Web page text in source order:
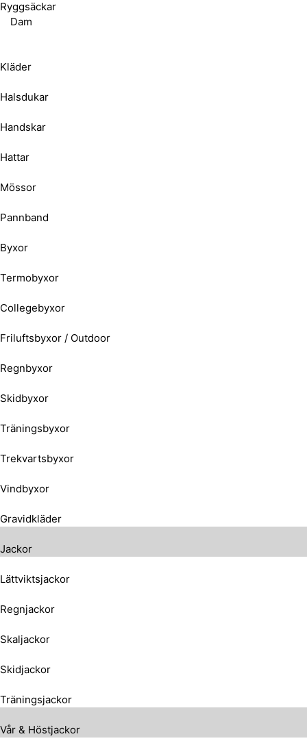
Ryggsäckar
Dam
Kläder
Halsdukar
Handskar
Hattar
Mössor
Pannband
Byxor
Termobyxor
Collegebyxor
Friluftsbyxor / Outdoor
Regnbyxor
Skidbyxor
Träningsbyxor
Trekvartsbyxor
Vindbyxor
Gravidkläder
Jackor
Lättviktsjackor
Regnjackor
Skaljackor
Skidjackor
Träningsjackor
Vår & Höstjackor